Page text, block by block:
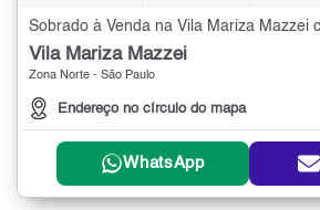
Sobrado à Venda na Vila Mariza Mazzei
Vila Mariza Mazzei
Zona Norte - São Paulo
Endereço no círculo do mapa
WhatsApp